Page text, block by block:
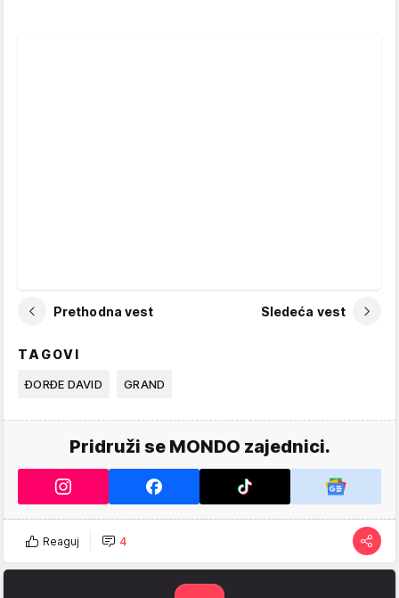
Prethodna vest Sledeća vest
TAGOVI
ĐORĐE DAVID GRAND
Pridruži se MONDO zajednici.
Reaguj 4